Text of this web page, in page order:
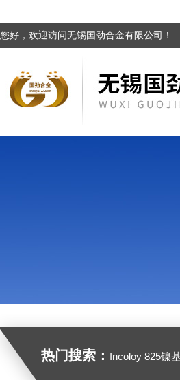
您好，欢迎访问无锡国劲合金有限公司！
热门搜索： Incoloy 825镍基合金